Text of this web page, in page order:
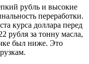
рубль и высокие
переработки.
курса доллара перед
рубля за тонну масла,
был ниже. Это